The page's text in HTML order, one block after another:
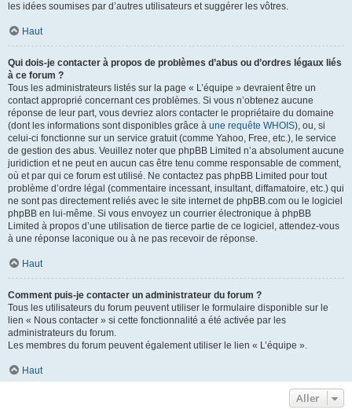
les idées soumises par d’autres utilisateurs et suggérer les vôtres.
Haut
Qui dois-je contacter à propos de problèmes d’abus ou d’ordres légaux liés
à ce forum ?
Tous les administrateurs listés sur la page « L’équipe » devraient être un
contact approprié concernant ces problèmes. Si vous n’obtenez aucune
réponse de leur part, vous devriez alors contacter le propriétaire du domaine
(dont les informations sont disponibles grâce à une requête WHOIS), ou, si
celui-ci fonctionne sur un service gratuit (comme Yahoo, Free, etc.), le service
de gestion des abus. Veuillez noter que phpBB Limited n’a absolument aucune
juridiction et ne peut en aucun cas être tenu comme responsable de comment,
où et par qui ce forum est utilisé. Ne contactez pas phpBB Limited pour tout
problème d’ordre légal (commentaire incessant, insultant, diffamatoire, etc.) qui
ne sont pas directement reliés avec le site internet de phpBB.com ou le logiciel
phpBB en lui-même. Si vous envoyez un courrier électronique à phpBB
Limited à propos d’une utilisation de tierce partie de ce logiciel, attendez-vous
à une réponse laconique ou à ne pas recevoir de réponse.
Haut
Comment puis-je contacter un administrateur du forum ?
Tous les utilisateurs du forum peuvent utiliser le formulaire disponible sur le
lien « Nous contacter » si cette fonctionnalité a été activée par les
administrateurs du forum.
Les membres du forum peuvent également utiliser le lien « L’équipe ».
Haut
Aller